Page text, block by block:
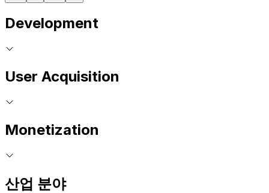
Development
User Acquisition
Monetization
산업 분야